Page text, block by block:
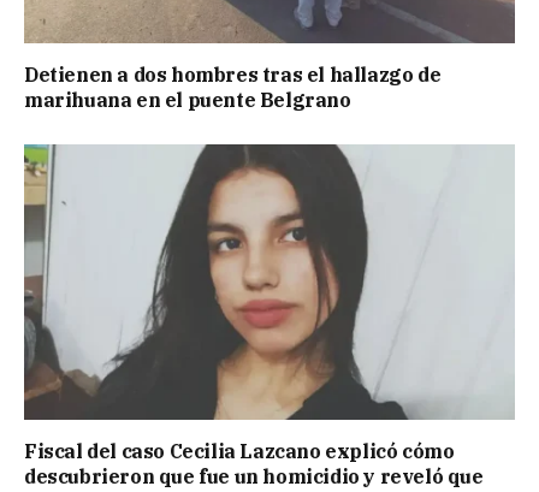
Detienen a dos hombres tras el hallazgo de
marihuana en el puente Belgrano
Fiscal del caso Cecilia Lazcano explicó cómo
descubrieron que fue un homicidio y reveló que